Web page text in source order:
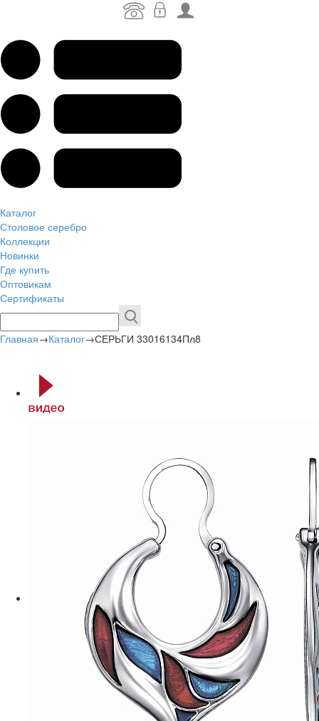
Каталог
Столовое серебро
Коллекции
Новинки
Где купить
Оптовикам
Сертификаты
Главная→Каталог→СЕРЬГИ 33016134Пл8